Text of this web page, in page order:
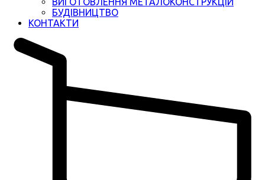
БУДІВНИЦТВО
КОНТАКТИ